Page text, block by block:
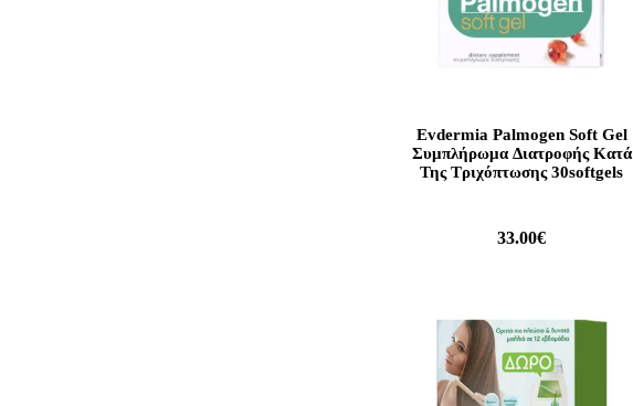
Evdermia Palmogen Soft Gel
Συμπλήρωμα Διατροφής Κατά
Της Τριχόπτωσης 30softgels
33.00€